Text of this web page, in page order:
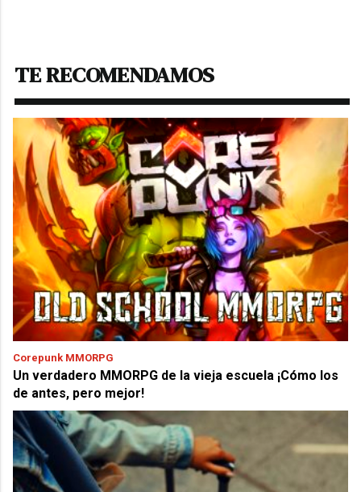
TE RECOMENDAMOS
Corepunk MMORPG
Un verdadero MMORPG de la vieja escuela ¡Cómo los
de antes, pero mejor!